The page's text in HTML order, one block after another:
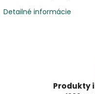
Detailné informácie
Produkty